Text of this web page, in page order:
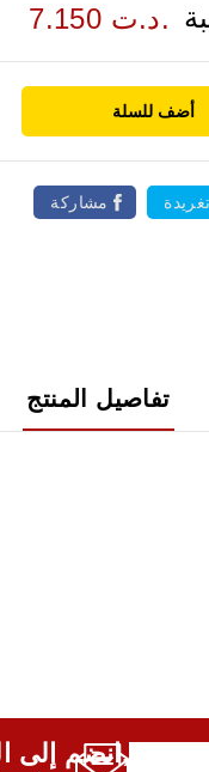
7.150 د.ت.
أضف للسلة
مشاركة تغريدة
تفاصيل المنتج
انضم إلى النشرة الإخبارية لدينا,